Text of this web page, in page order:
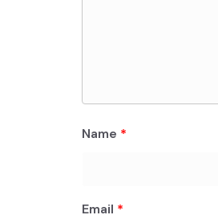
Name *
Email *